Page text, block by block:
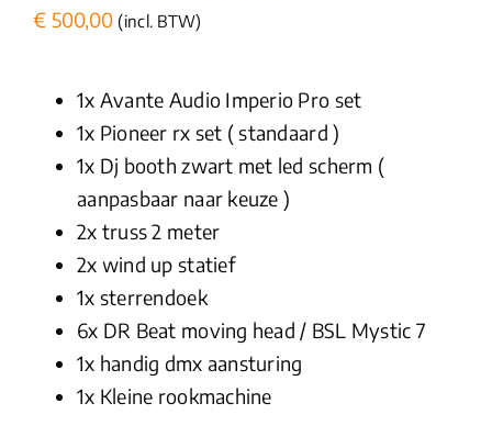
€ 500,00 (incl. BTW)
1x Avante Audio Imperio Pro set
1x Pioneer rx set ( standaard )
1x Dj booth zwart met led scherm (
aanpasbaar naar keuze )
2x truss 2 meter
2x wind up statief
1x sterrendoek
6x DR Beat moving head / BSL Mystic 7
1x handig dmx aansturing
1x Kleine rookmachine